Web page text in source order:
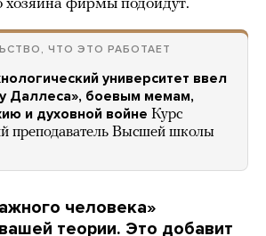
фирмы подойдут.
ЧТО ЭТО РАБОТАЕТ
университет ввел
Даллеса», боевым мемам,
и духовной войне Курс
преподаватель Высшей школы
человека»
теории. Это добавит